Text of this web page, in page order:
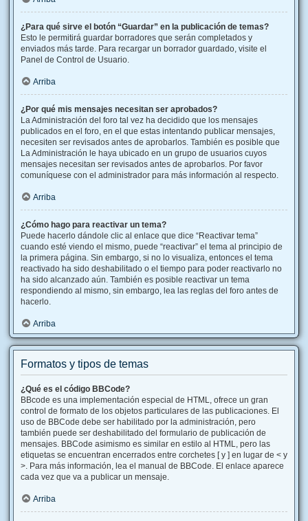
¿Para qué sirve el botón “Guardar” en la publicación de temas?
Esto le permitirá guardar borradores que serán completados y
enviados más tarde. Para recargar un borrador guardado, visite el
Panel de Control de Usuario.
Arriba
¿Por qué mis mensajes necesitan ser aprobados?
La Administración del foro tal vez ha decidido que los mensajes
publicados en el foro, en el que estas intentando publicar mensajes,
necesiten ser revisados antes de aprobarlos. También es posible que
La Administración le haya ubicado en un grupo de usuarios cuyos
mensajes necesitan ser revisados antes de aprobarlos. Por favor
comuníquese con el administrador para más información al respecto.
Arriba
¿Cómo hago para reactivar un tema?
Puede hacerlo dándole clic al enlace que dice “Reactivar tema”
cuando esté viendo el mismo, puede “reactivar” el tema al principio de
la primera página. Sin embargo, si no lo visualiza, entonces el tema
reactivado ha sido deshabilitado o el tiempo para poder reactivarlo no
ha sido alcanzado aún. También es posible reactivar un tema
respondiendo al mismo, sin embargo, lea las reglas del foro antes de
hacerlo.
Arriba
Formatos y tipos de temas
¿Qué es el código BBCode?
BBcode es una implementación especial de HTML, ofrece un gran
control de formato de los objetos particulares de las publicaciones. El
uso de BBCode debe ser habilitado por la administración, pero
también puede ser deshabilitado del formulario de publicación de
mensajes. BBCode asimismo es similar en estilo al HTML, pero las
etiquetas se encuentran encerrados entre corchetes [ y ] en lugar de < y
>. Para más información, lea el manual de BBCode. El enlace aparece
cada vez que va a publicar un mensaje.
Arriba